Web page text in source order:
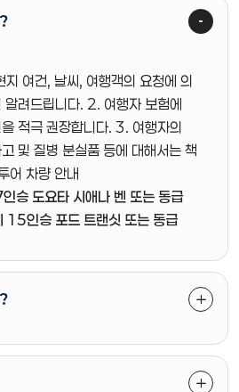
여건, 날씨, 여행객의 요청에 의
알려드립니다. 2. 여행자 보험에
적극 권장합니다. 3. 여행자의
및 질병 분실품 등에 대해서는 책
어 차량 안내
승 도요타 시애나 벤 또는 동급
인승 포드 트랜싯 또는 동급